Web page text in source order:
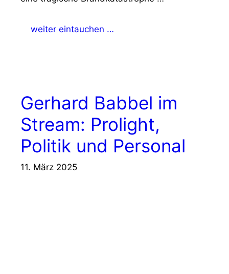
weiter eintauchen …
Gerhard Babbel im
Stream: Prolight,
Politik und Personal
11. März 2025